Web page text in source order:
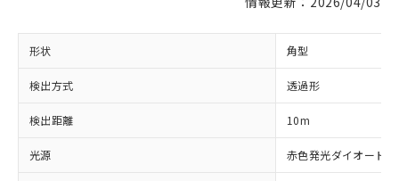
形状 角型
検出方式 透過形
検出距離 10m
光源 赤色発光ダイオード